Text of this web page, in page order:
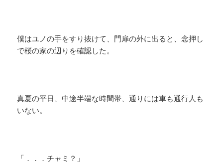
僕はユノの手をすり抜けて、門扉の外に出ると、念押し
で桜の家の辺りを確認した。
真夏の平日、中途半端な時間帯、通りには車も通行人も
いない。
「．．．チャミ？」